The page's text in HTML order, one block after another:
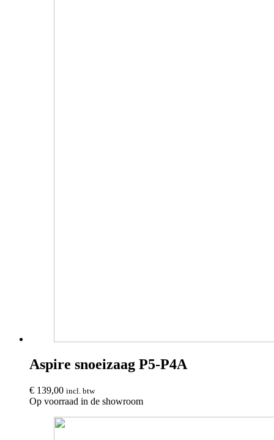
Aspire snoeizaag P5-P4A
€ 139,00 incl. btw
Op voorraad in de showroom